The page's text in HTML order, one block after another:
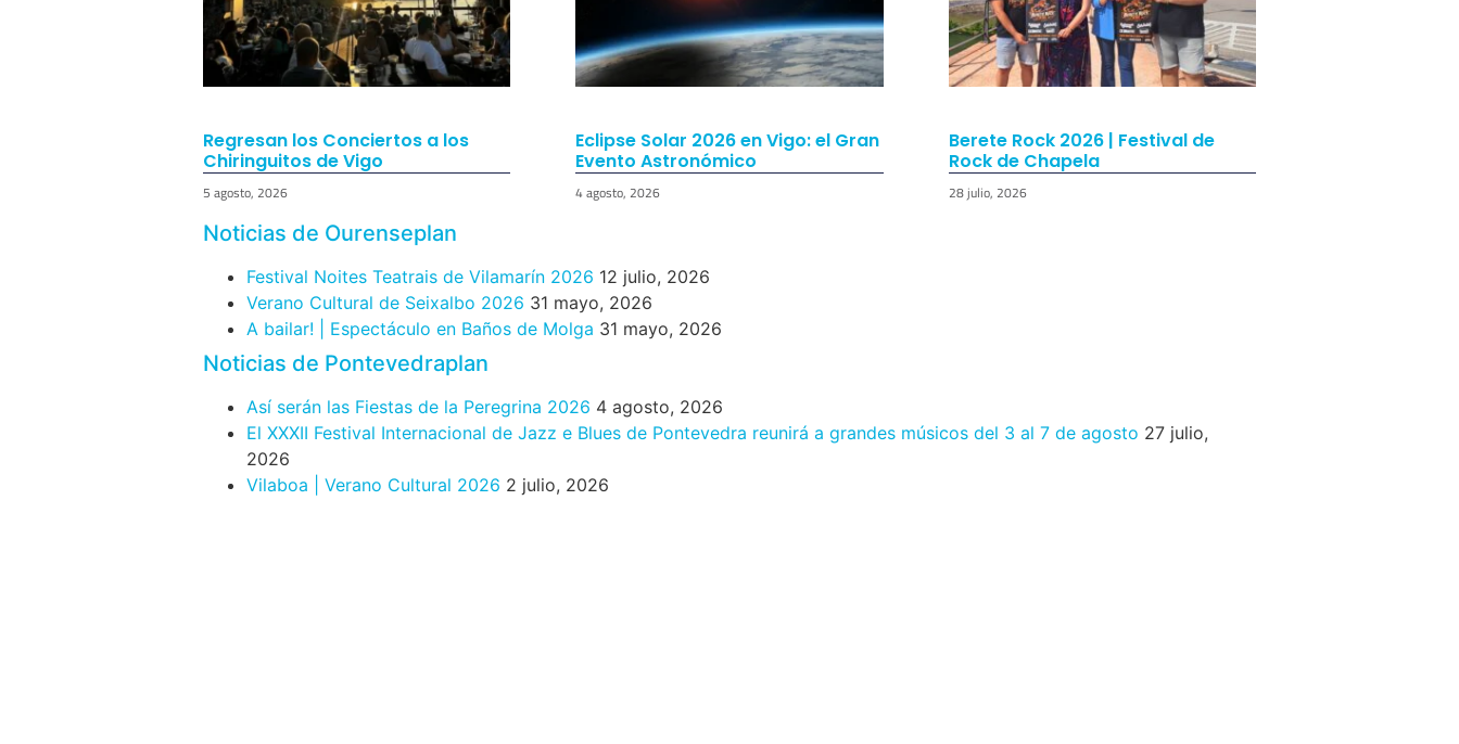
Regresan los Conciertos a los
Chiringuitos de Vigo
5 agosto, 2026
Eclipse Solar 2026 en Vigo: el Gran
Evento Astronómico
4 agosto, 2026
Berete Rock 2026 | Festival de
Rock de Chapela
28 julio, 2026
Noticias de Ourenseplan
Festival Noites Teatrais de Vilamarín 2026 12 julio, 2026
Verano Cultural de Seixalbo 2026 31 mayo, 2026
A bailar! | Espectáculo en Baños de Molga 31 mayo, 2026
Noticias de Pontevedraplan
Así serán las Fiestas de la Peregrina 2026 4 agosto, 2026
El XXXII Festival Internacional de Jazz e Blues de Pontevedra reunirá a grandes músicos del 3 al 7 de agosto 27 julio,
2026
Vilaboa | Verano Cultural 2026 2 julio, 2026